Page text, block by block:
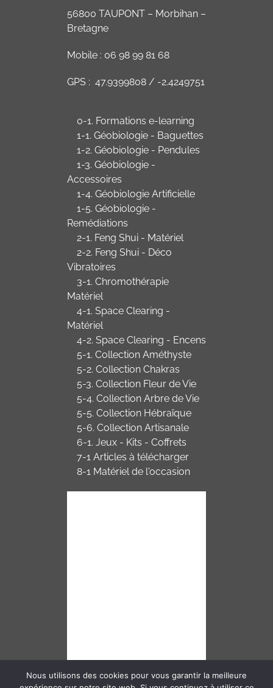
56800 TAUPONT – Morbihan –
Bretagne
Mobile : 06 98 99 81 68
GPS : 47.9399808 / -2.4249751
0-1. Formations e-learning
1-1. Géobiologie - Baguettes
1-2. Géobiologie - Pendules
1-3. Géobiologie -
Accessoires
1-4. Géobiologie Artificielle
1-5. Géobiologie -
Remédiations
2-1. Feng Shui - Matériel
2-2. Feng Shui - Déco
Vibratoires
3-1. Chromothérapie
Matériel
4-1. Space Clearing -
Matériel
4-2. Space Clearing - Encens
5-1. Collection Améthyste
5-2. Collection Chakras
5-3. Collection Fleur de Vie
5-4. Collection Arbre de Vie
5-5. Collection Hébraïque
5-6. Collection Artisanale
6-1. Jeux - Kits - Coffrets
7-1 Articles à télécharger
8-1 Matériel de l'occasion
Nous utilisons des cookies pour vous garantir la meilleure